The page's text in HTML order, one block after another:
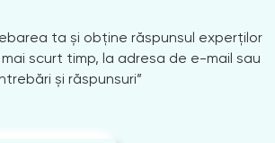
ta și obține răspunsul experților
scurt timp, la adresa de e-mail sau
și răspunsuri”